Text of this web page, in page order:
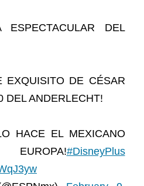
ESPECTACULAR DEL
EXQUISITO DE CÉSAR
DEL ANDERLECHT!
HACE EL MEXICANO
#DisneyPlus